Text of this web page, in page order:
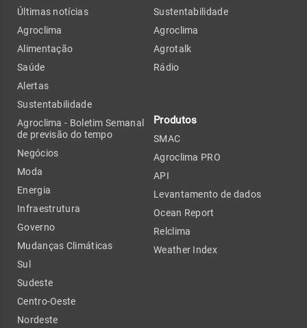
Últimas notícias
Agroclima
Alimentação
Saúde
Alertas
Sustentabilidade
Agroclima - Boletim Semanal
de previsão do tempo
Negócios
Moda
Energia
Infraestrutura
Governo
Mudanças Climáticas
Sul
Sudeste
Centro-Oeste
Nordeste
Sustentabilidade
Agroclima
Agrotalk
Rádio
Produtos
SMAC
Agroclima PRO
API
Levantamento de dados
Ocean Report
Relclima
Weather Index